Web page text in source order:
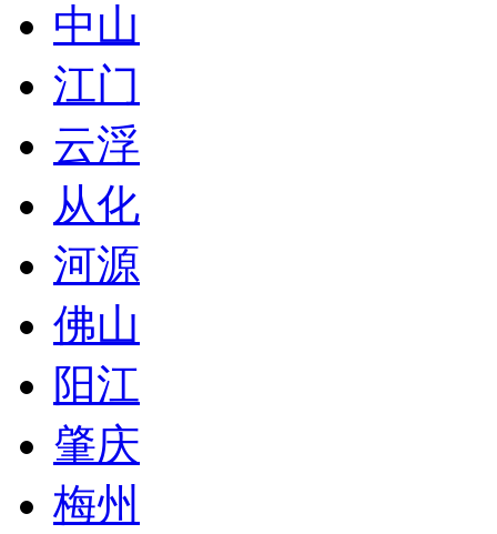
中山
江门
云浮
从化
河源
佛山
阳江
肇庆
梅州